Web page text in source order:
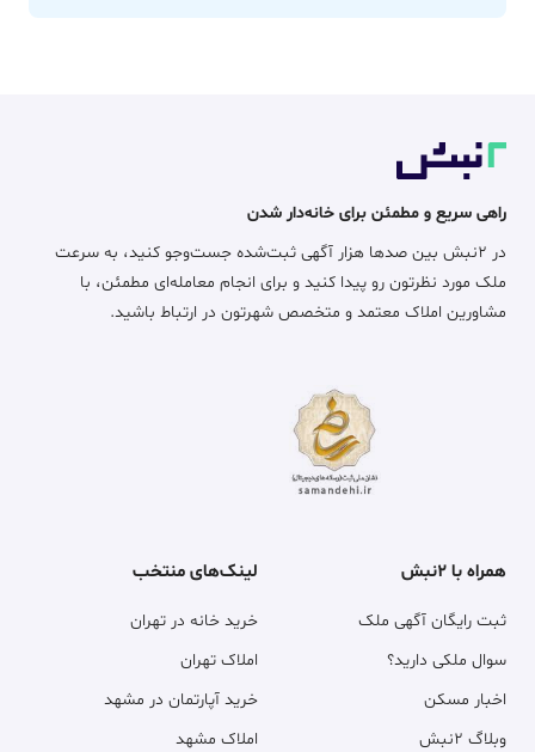
راهی سریع و مطمئن برای خانه‌دار شدن
در ۲نبش بین صدها هزار آگهی ثبت‌شده جست‌وجو کنید، به سرعت
ملک مورد نظرتون رو پیدا کنید و برای انجام معامله‌ای مطمئن، با
مشاورین املاک معتمد و متخصص شهرتون در ارتباط باشید.
همراه با ۲نبش
ثبت رایگان آگهی ملک
سوال ملکی دارید؟
اخبار مسکن
وبلاگ ۲نبش
لینک‌های منتخب
خرید خانه در تهران
املاک تهران
خرید آپارتمان در مشهد
املاک مشهد